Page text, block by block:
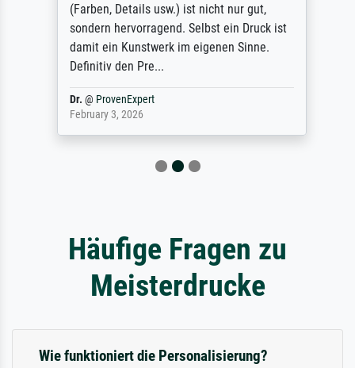
(Farben, Details usw.) ist nicht nur gut,
sondern hervorragend. Selbst ein Druck ist
damit ein Kunstwerk im eigenen Sinne.
Definitiv den Pre...
Dr.@ProvenExpert
February 3, 2026
Häufige Fragen zu
Meisterdrucke
Wie funktioniert die Personalisierung?